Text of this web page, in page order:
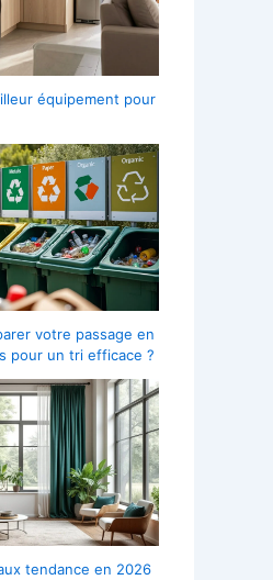
équipement pour
votre passage en
pour un tri efficace ?
tendance en 2026